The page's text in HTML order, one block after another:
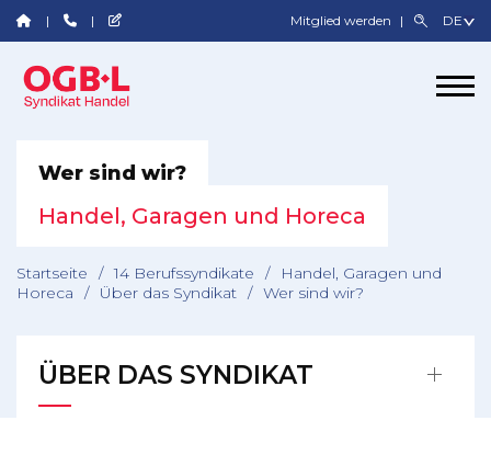
Mitglied werden
Wer sind wir?
Handel, Garagen und Horeca
Startseite / 14 Berufssyndikate /
Handel, Garagen und
Horeca
/ Über das Syndikat / Wer sind wir?
ÜBER DAS SYNDIKAT